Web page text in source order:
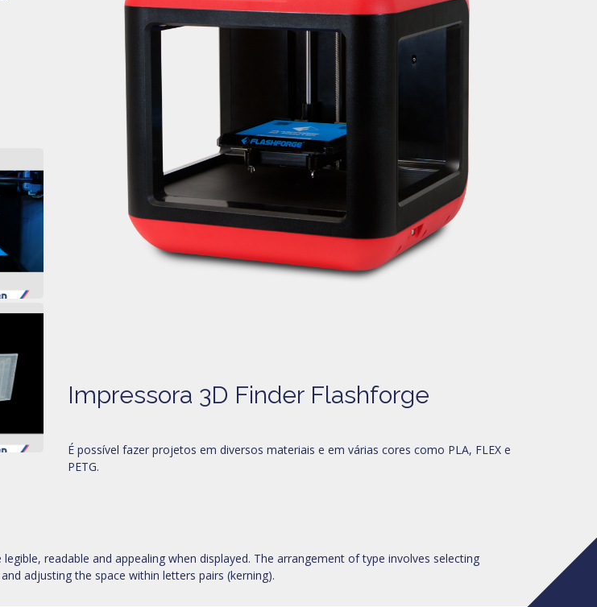
Impressora 3D Finder Flashforge
É possível fazer projetos em diversos materiais e em várias cores como PLA, FLEX e
PETG.
readable and appealing when displayed. The arrangement of type involves selecting
adjusting the space within letters pairs (kerning).